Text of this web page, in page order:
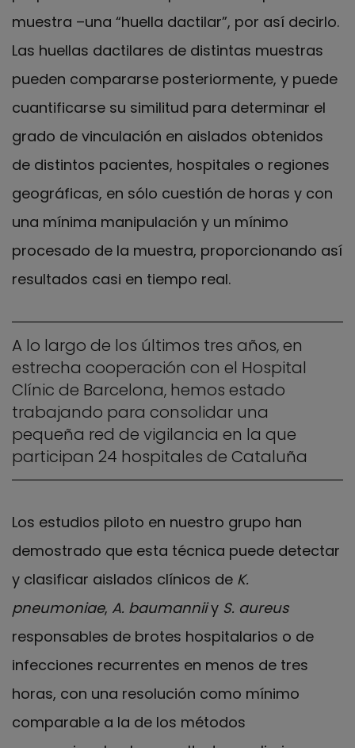
muestra –una “huella dactilar”, por así decirlo.
Las huellas dactilares de distintas muestras
pueden compararse posteriormente, y puede
cuantificarse su similitud para determinar el
grado de vinculación en aislados obtenidos
de distintos pacientes, hospitales o regiones
geográficas, en sólo cuestión de horas y con
una mínima manipulación y un mínimo
procesado de la muestra, proporcionando así
resultados casi en tiempo real.
A lo largo de los últimos tres años, en
estrecha cooperación con el Hospital
Clínic de Barcelona, hemos estado
trabajando para consolidar una
pequeña red de vigilancia en la que
participan 24 hospitales de Cataluña
Los estudios piloto en nuestro grupo han
demostrado que esta técnica puede detectar
y clasificar aislados clínicos de K.
pneumoniae, A. baumanniiy S. aureus
responsables de brotes hospitalarios o de
infecciones recurrentes en menos de tres
horas, con una resolución como mínimo
comparable a la de los métodos